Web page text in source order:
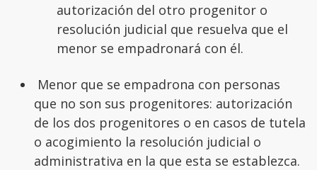
autorización del otro progenitor o
resolución judicial que resuelva que el
menor se empadronará con él.
Menor que se empadrona con personas
que no son sus progenitores: autorización
de los dos progenitores o en casos de tutela
o acogimiento la resolución judicial o
administrativa en la que esta se establezca.